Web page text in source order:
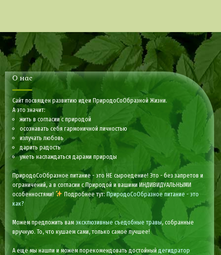
О нас
Сайт посвящен развитию идеи ПриродоСоОбразной Жизни.
А это значит:
жить в согласии с природой
осознавать себя гармоничной личностью
излучать любовь
дарить радость
уметь наслаждаться дарами природы
ПриродоСоОбразное питание - это НЕ сыроедение! Это - без запретов и
ограничений, а в согласии с Природой и вашими ИНДИВИДУАЛЬНЫМИ
особенностями!
Подробнее тут:ПриродоСоОбразное питание - это
как?
Можем предложить вам эксклюзивные съедобные травы, собранные
вручную. То, что кушаем сами, только самое лучшее!
А еще мы нашли и можем порекомендовать достойныйдегидратор